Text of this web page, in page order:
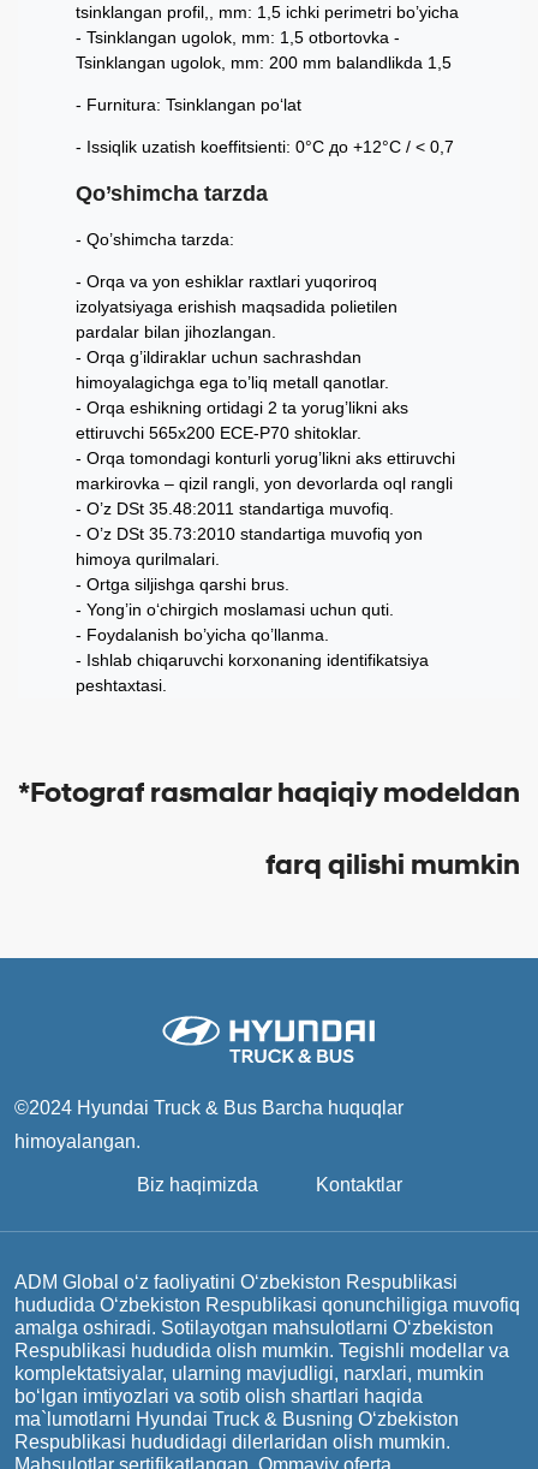
tsinklangan profil,, mm: 1,5 ichki perimetri bo’yicha
- Tsinklangan ugolok, mm: 1,5 otbortovka -
Tsinklangan ugolok, mm: 200 mm balandlikda 1,5
Furnitura: Tsinklangan po‘lat
Issiqlik uzatish koeffitsienti: 0°С до +12°С / < 0,7
Qo’shimcha tarzda
Qo’shimcha tarzda:
Orqa va yon eshiklar raxtlari yuqoriroq
izolyatsiyaga erishish maqsadida polietilen
pardalar bilan jihozlangan.
Orqa g’ildiraklar uchun sachrashdan
himoyalagichga ega to’liq metall qanotlar.
Orqa eshikning ortidagi 2 ta yorug’likni aks
ettiruvchi 565x200 ECE-P70 shitoklar.
Orqa tomondagi konturli yorug’likni aks ettiruvchi
markirovka – qizil rangli, yon devorlarda oql rangli
- O’z DSt 35.48:2011 standartiga muvofiq.
O’z DSt 35.73:2010 standartiga muvofiq yon
himoya qurilmalari.
Ortga siljishga qarshi brus.
Yong’in o‘chirgich moslamasi uchun quti.
Foydalanish bo’yicha qo’llanma.
Ishlab chiqaruvchi korxonaning identifikatsiya
peshtaxtasi.
*Fotograf rasmalar haqiqiy modeldan
farq qilishi mumkin
©2024 Hyundai Truck & Bus Barcha huquqlar
himoyalangan.
Biz haqimizda Kontaktlar
ADM Global o‘z faoliyatini O‘zbekiston Respublikasi
hududida O‘zbekiston Respublikasi qonunchiligiga muvofiq
amalga oshiradi. Sotilayotgan mahsulotlarni O‘zbekiston
Respublikasi hududida olish mumkin. Tegishli modellar va
komplektatsiyalar, ularning mavjudligi, narxlari, mumkin
bo‘lgan imtiyozlari va sotib olish shartlari haqida
ma`lumotlarni Hyundai Truck & Busning O‘zbekiston
Respublikasi hududidagi dilerlaridan olish mumkin.
Mahsulotlar sertifikatlangan. Ommaviy oferta